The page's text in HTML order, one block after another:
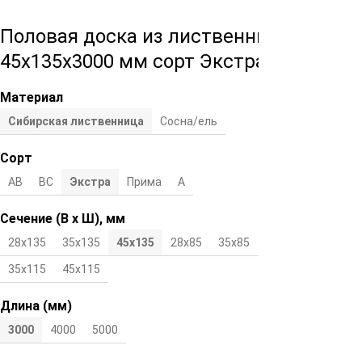
Половая доска из лиственницы
45х135х3000 мм сорт Экстра
Материал
Сибирская лиственница Сосна/ель
Сорт
АВ ВС Экстра Прима А
Сечение (В х Ш), мм
28х135 35х135 45х135 28х85 35х85
35х115 45х115
Длина (мм)
3000 4000 5000